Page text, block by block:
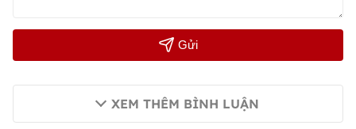
Gửi
XEM THÊM BÌNH LUẬN